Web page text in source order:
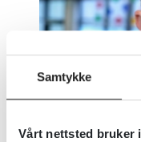
Samtykke
Vårt nettsted bruker